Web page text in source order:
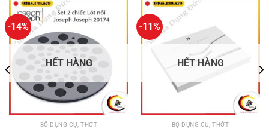
-14%
HẾT HÀNG
BỘ DỤNG CỤ, THỚT
-11%
HẾT HÀNG
BỘ DỤNG CỤ, THỚT